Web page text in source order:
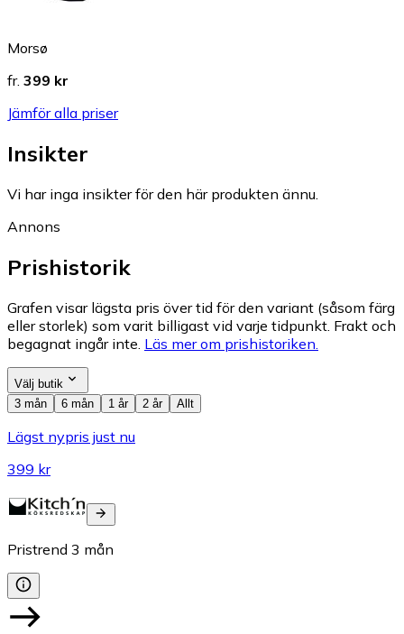
Morsø
fr. 399 kr
Jämför alla priser
Insikter
Vi har inga insikter för den här produkten ännu.
Annons
Prishistorik
Grafen visar lägsta pris över tid för den variant (såsom färg
eller storlek) som varit billigast vid varje tidpunkt. Frakt och
begagnat ingår inte. Läs mer om prishistoriken.
Välj butik
3 mån
6 mån 1 år 2 år Allt
Lägst nypris just nu
399 kr
Pristrend 3 mån